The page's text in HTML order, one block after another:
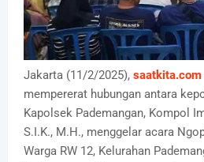
Jakarta (11/2/2025), saatkita.com
mempererat hubungan antara
Kapolsek Pademangan, Kompol
S.I.K., M.H., menggelar acara
Warga RW 12, Kelurahan